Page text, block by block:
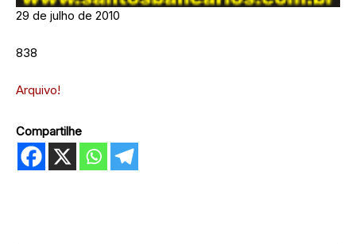
29 de julho de 2010
838
Arquivo!
Compartilhe